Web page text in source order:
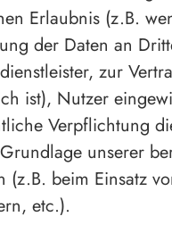
Erlaubnis (z.B.
der Daten an
zur
ist), Nutzer
Verpflichtung
unserer
(z.B. beim Einsatz
etc.).